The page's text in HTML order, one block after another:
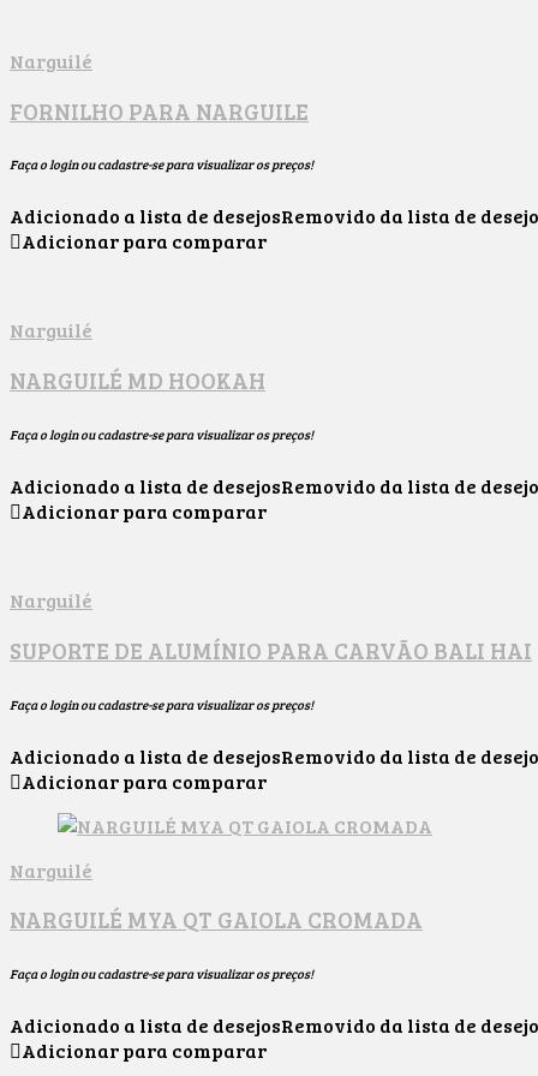
Narguilé
FORNILHO PARA NARGUILE
Faça o login ou cadastre-se para visualizar os preços!
Adicionado a lista de desejosRemovido da lista de
Adicionar para comparar
Narguilé
NARGUILÉ MD HOOKAH
Faça o login ou cadastre-se para visualizar os preços!
Adicionado a lista de desejosRemovido da lista de
Adicionar para comparar
Narguilé
SUPORTE DE ALUMÍNIO PARA CARVÃO BALI HAI
Faça o login ou cadastre-se para visualizar os preços!
Adicionado a lista de desejosRemovido da lista de
Adicionar para comparar
Narguilé
NARGUILÉ MYA QT GAIOLA CROMADA
Faça o login ou cadastre-se para visualizar os preços!
Adicionado a lista de desejosRemovido da lista de
Adicionar para comparar